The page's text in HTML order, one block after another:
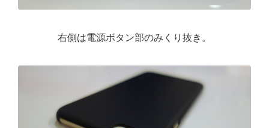
右側は電源ボタン部のみくり抜き。